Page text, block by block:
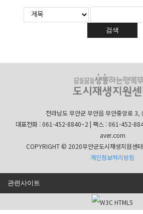
검색
전라남도 무안군 무안읍 무안중앙로 3,
대표전화 : 061-452-8840~2 | 팩스 : 061-452-
aver.com
COPYRIGHT © 2020무안군도시재생지원센
개인정보처리방침
관련사이트